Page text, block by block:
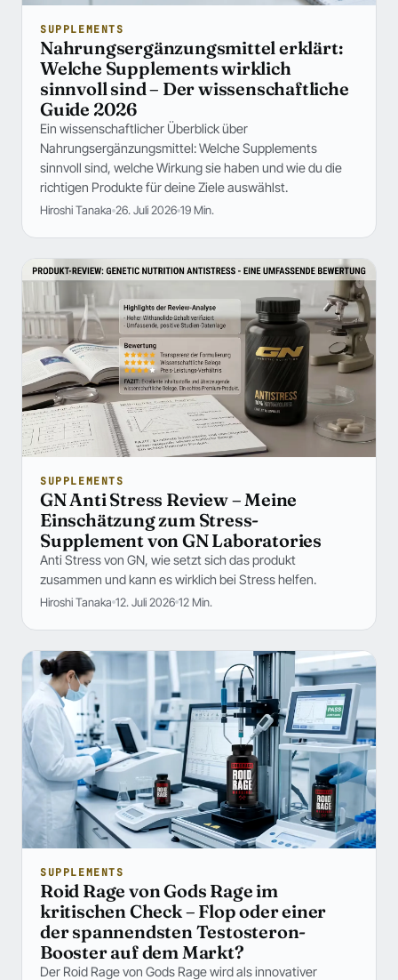
SUPPLEMENTS
Nahrungsergänzungsmittel erklärt:
Welche Supplements wirklich
sinnvoll sind – Der wissenschaftliche
Guide 2026
Ein wissenschaftlicher Überblick über
Nahrungsergänzungsmittel: Welche Supplements
sinnvoll sind, welche Wirkung sie haben und wie du die
richtigen Produkte für deine Ziele auswählst.
Hiroshi Tanaka 26. Juli 2026 19 Min.
SUPPLEMENTS
GN Anti Stress Review – Meine
Einschätzung zum Stress-
Supplement von GN Laboratories
Anti Stress von GN, wie setzt sich das produkt
zusammen und kann es wirklich bei Stress helfen.
Hiroshi Tanaka 12. Juli 2026 12 Min.
SUPPLEMENTS
Roid Rage von Gods Rage im
kritischen Check – Flop oder einer
der spannendsten Testosteron-
Booster auf dem Markt?
Der Roid Rage von Gods Rage wird als innovativer